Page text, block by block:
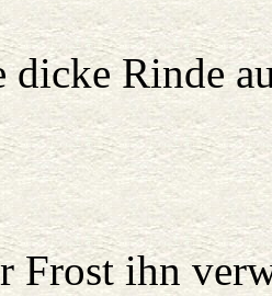
dicke Rinde
Frost ihn